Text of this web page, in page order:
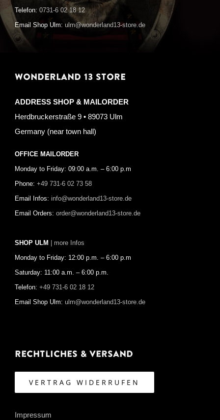
Telefon: 0731-6 02 18 12
Email Shop Ulm: ulm@wonderland13-store.de
WONDERLAND 13 STORE
ADDRESS SHOP & MAILORDER
Herdbruckerstraße 9 • 89073 Ulm
Germany (near town hall)
OFFICE MAILORDER
Monday to Friday: 09:00 a.m. – 6:00 p.m
Phone: +49 731-6 02 73 58
Email Infos: info@wonderland13-store.de
Email Orders: order@wonderland13-store.de
SHOP ULM | more Infos
Monday to Friday: 12:00 p.m. – 6:00 p.m
Saturday: 11:00 a.m. – 6:00 p.m.
Telefon: +49 731-6 02 18 12
Email Shop Ulm: ulm@wonderland13-store.de
Rechtliches & Versand
VERTRAG WIDERRUFEN
Impressum